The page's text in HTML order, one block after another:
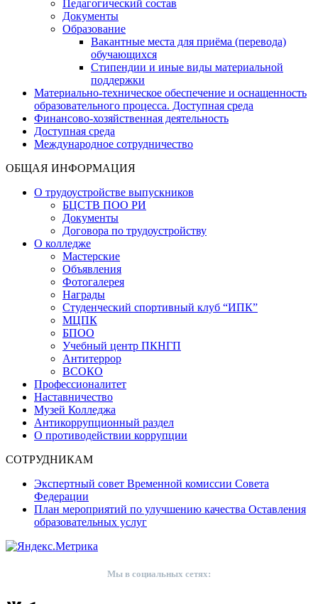
Педагогический состав
Документы
Образование
Вакантные места для приёма (перевода)
обучающихся
Стипендии и иные виды материальной
поддержки
Материально-техническое обеспечение и оснащенность
образовательного процесса. Доступная среда
Финансово-хозяйственная деятельность
Доступная среда
Международное сотрудничество
ОБЩАЯ ИНФОРМАЦИЯ
О трудоустройстве выпускников
БЦСТВ ПОО РИ
Документы
Договора по трудоустройству
О колледже
Мастерские
Объявления
Фотогалерея
Награды
Студенческий спортивный клуб “ИПК”
МЦПК
БПОО
Учебный центр ПКНГП
Антитеррор
ВСОКО
Профессионалитет
Наставничество
Музей Колледжа
Антикоррупционный раздел
О противодействии коррупции
СОТРУДНИКАМ
Экспертный совет Временной комиссии Совета
Федерации
План мероприятий по улучшению качества Оставления
образовательных услуг
Мы в социальных сетях: